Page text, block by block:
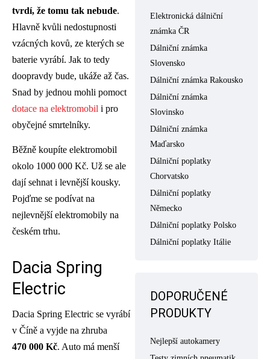
tvrdí, že tomu tak nebude.
Hlavně kvůli nedostupnosti
vzácných kovů, ze kterých se
baterie vyrábí. Jak to tedy
doopravdy bude, ukáže až čas.
Snad by jednou mohli pomoct
dotace na elektromobil i pro
obyčejné smrtelníky.
Běžně koupíte elektromobil
okolo 1000 000 Kč. Už se ale
dají sehnat i levnější kousky.
Pojďme se podívat na
nejlevnější elektromobily na
českém trhu.
Dacia Spring
Electric
Dacia Spring Electric se vyrábí
v Číně a vyjde na zhruba
470 000 Kč. Auto má menší
Elektronická dálniční
známka ČR
Dálniční známka
Slovensko
Dálniční známka Rakousko
Dálniční známka
Slovinsko
Dálniční známka
Maďarsko
Dálniční poplatky
Chorvatsko
Dálniční poplatky
Německo
Dálniční poplatky Polsko
Dálniční poplatky Itálie
DOPORUČENÉ
PRODUKTY
Nejlepší autokamery